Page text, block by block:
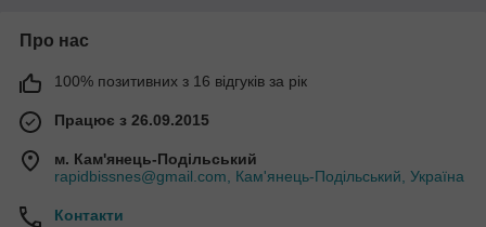
I
I
кромки
IФрезы для обработки кромки
I
Ножевые головки для скругления
Про нас
100% позитивних з 16 відгуків за рік
Працює з 26.09.2015
м. Кам'янець-Подільський
rapidbissnes@gmail.com, Кам'янець-Подільський, Україна
Контакти